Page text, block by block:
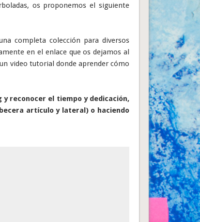
os proponemos el siguiente
completa colección para diversos
en el enlace que os dejamos al
video tutorial donde aprender cómo
reconocer el tiempo y dedicación,
artículo y lateral) o haciendo